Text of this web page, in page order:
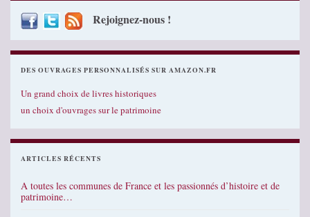
Rejoignez-nous !
DES OUVRAGES PERSONNALISÉS SUR AMAZON.FR
Un grand choix de livres historiques
un choix d'ouvrages sur le patrimoine
ARTICLES RÉCENTS
A toutes les communes de France et les passionnés d’histoire et de
patrimoine…